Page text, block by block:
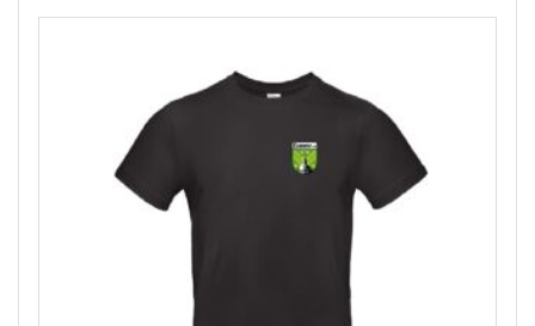
auf.
auf
Produktseite
gewählt